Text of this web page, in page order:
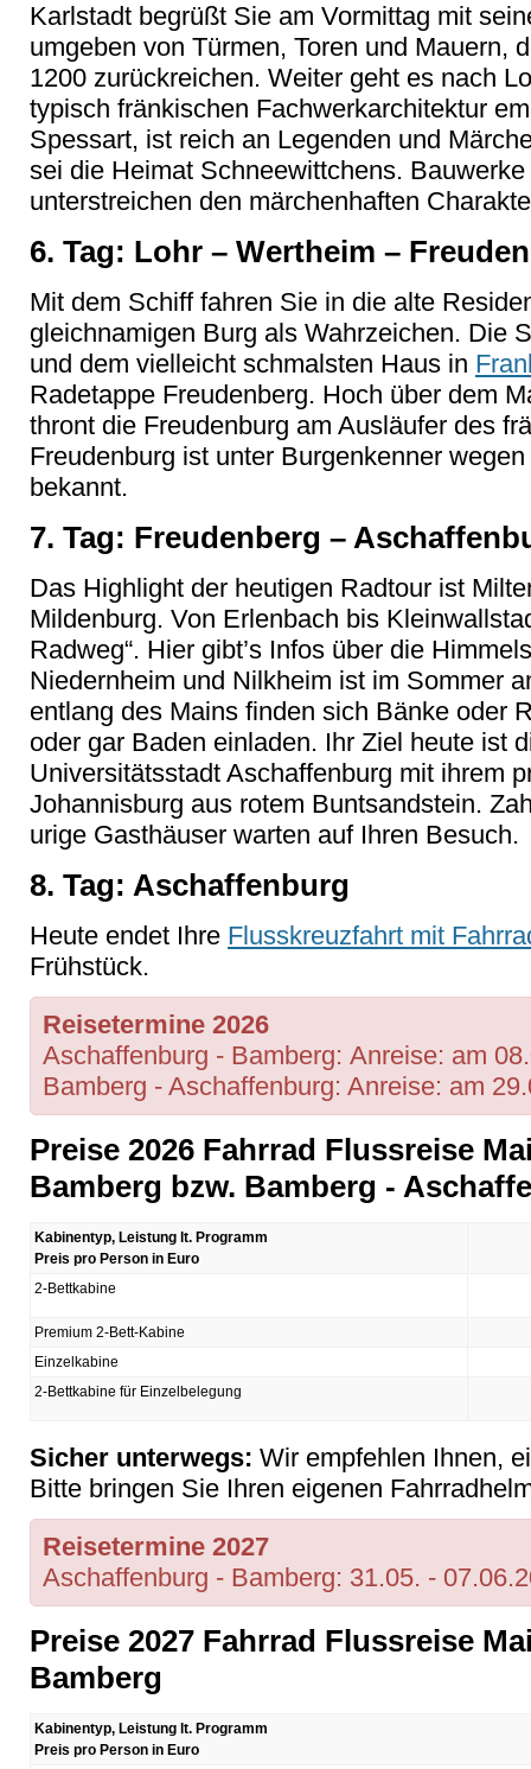
Karlstadt begrüßt Sie am Vormittag mit
umgeben von Türmen, Toren und Mauern,
1200 zurückreichen. Weiter geht es nach
typisch fränkischen Fachwerkarchitektur
Spessart, ist reich an Legenden und
sei die Heimat Schneewittchens.
unterstreichen den märchenhaften
6. Tag: Lohr – Wertheim –
Mit dem Schiff fahren Sie in die alte
gleichnamigen Burg als Wahrzeichen. Die
und dem vielleicht schmalsten Haus in
Radetappe Freudenberg. Hoch über dem
thront die Freudenburg am Ausläufer des
Freudenburg ist unter Burgenkenner
bekannt.
7. Tag: Freudenberg –
Das Highlight der heutigen Radtour ist
Mildenburg. Von Erlenbach bis
Radweg“. Hier gibt’s Infos über die
Niedernheim und Nilkheim ist im Sommer
entlang des Mains finden sich Bänke oder
oder gar Baden einladen. Ihr Ziel heute ist
Universitätsstadt Aschaffenburg mit ihrem
Johannisburg aus rotem Buntsandstein.
urige Gasthäuser warten auf Ihren Besuch.
8. Tag: Aschaffenburg
Heute endet Ihre Flusskreuzfahrt mit
Frühstück.
Reisetermine 2026
Aschaffenburg - Bamberg: Anreise: am
Bamberg - Aschaffenburg: Anreise: am
Preise 2026 Fahrrad Flussreise
Bamberg bzw. Bamberg -
Kabinentyp, Leistung lt. Programm
Preis pro Person in Euro
2-Bettkabine
Premium 2-Bett-Kabine
Einzelkabine
2-Bettkabine für Einzelbelegung
Sicher unterwegs: Wir empfehlen Ihnen,
Bitte bringen Sie Ihren eigenen
Reisetermine 2027
Aschaffenburg - Bamberg: 31.05. -
Preise 2027 Fahrrad Flussreise
Bamberg
Kabinentyp, Leistung lt. Programm
Preis pro Person in Euro